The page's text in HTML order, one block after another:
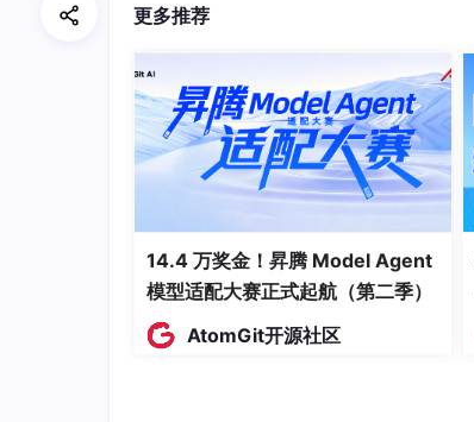
三、参数传递与返回值处理
1. 三种主流参数传递方式
2. 返回值约定
1. 现场保护的必要性
2. 递归与嵌套调用注意事项
3. 代码设计最佳实践
更多推荐
14.4 万奖金！昇腾 Model Agent
模型适配大赛正式起航（第二季）
AtomGit开源社区